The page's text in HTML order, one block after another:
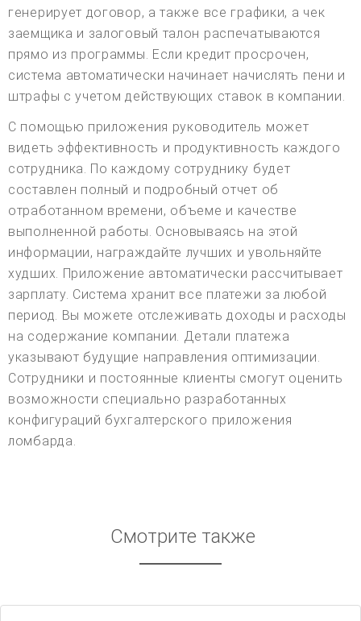
генерирует договор, а также все графики, а чек
заемщика и залоговый талон распечатываются
прямо из программы. Если кредит просрочен,
система автоматически начинает начислять пени и
штрафы с учетом действующих ставок в компании.
С помощью приложения руководитель может
видеть эффективность и продуктивность каждого
сотрудника. По каждому сотруднику будет
составлен полный и подробный отчет об
отработанном времени, объеме и качестве
выполненной работы. Основываясь на этой
информации, награждайте лучших и увольняйте
худших. Приложение автоматически рассчитывает
зарплату. Система хранит все платежи за любой
период. Вы можете отслеживать доходы и расходы
на содержание компании. Детали платежа
указывают будущие направления оптимизации.
Сотрудники и постоянные клиенты смогут оценить
возможности специально разработанных
конфигураций бухгалтерского приложения
ломбарда.
Смотрите также